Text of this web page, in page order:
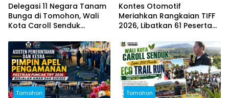
Delegasi 11 Negara Tanam
Bunga di Tomohon, Wali
Kota Caroll Senduk
Bunga, Zero Waste”
Kontes Otomotif
Meriahkan Rangkaian TIFF
2026, Libatkan 61 Peserta
Sulut
Tomohon Tomohon